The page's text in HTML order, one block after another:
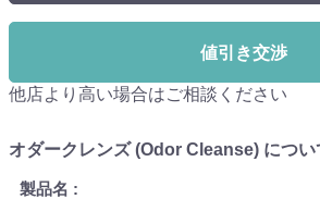
値引き交渉
他店より高い場合はご相談ください
オダークレンズ (Odor Cleanse) につい
製品名